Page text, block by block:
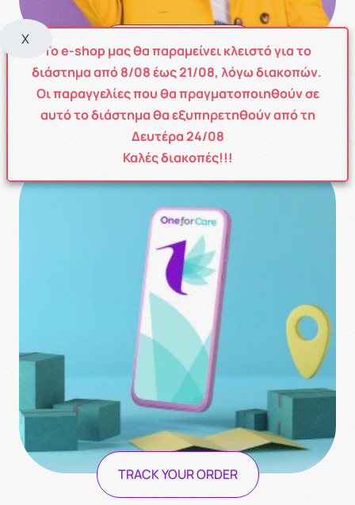
POINT SYSTEM
Με το νέο σύστημα ανταμοιβής πόντων έχετε τη
δυνατότητα να συλλέξετε πόντους κάθε φορά που
ολοκληρώνεται την παραγγελία σας!
TRACK YOUR ORDER
X
Το e-shop μας θα παραμείνει κλειστό για το
διάστημα από8/08έως21/08, λόγω διακοπών.
Οι παραγγελίες που θα πραγματοποιηθούν σε
αυτό το διάστημα θα εξυπηρετηθούν από τη
Δευτέρα 24/08
Καλές διακοπές!!!